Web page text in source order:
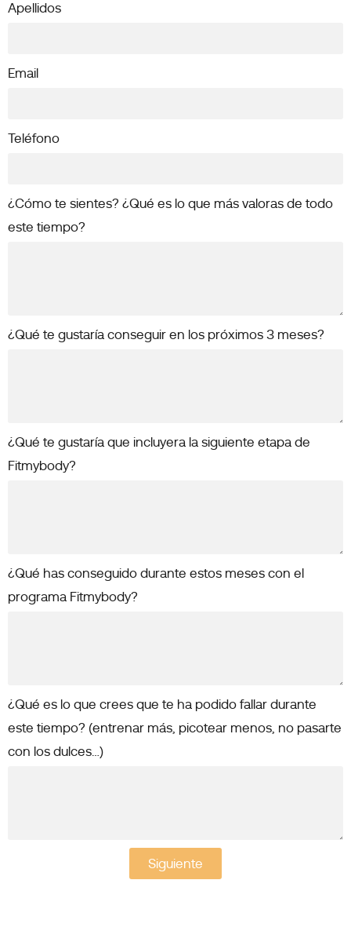
Apellidos
Email
Teléfono
¿Cómo te sientes? ¿Qué es lo que más valoras de todo
este tiempo?
¿Qué te gustaría conseguir en los próximos 3 meses?
¿Qué te gustaría que incluyera la siguiente etapa de
Fitmybody?
¿Qué has conseguido durante estos meses con el
programa Fitmybody?
¿Qué es lo que crees que te ha podido fallar durante
este tiempo? (entrenar más, picotear menos, no pasarte
con los dulces…)
Siguiente